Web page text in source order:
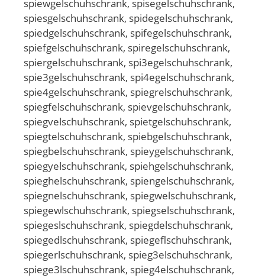
spiewgelschuhschrank, spisegelschuhschrank,
spiesgelschuhschrank, spidegelschuhschrank,
spiedgelschuhschrank, spifegelschuhschrank,
spiefgelschuhschrank, spiregelschuhschrank,
spiergelschuhschrank, spi3egelschuhschrank,
spie3gelschuhschrank, spi4egelschuhschrank,
spie4gelschuhschrank, spiegrelschuhschrank,
spiegfelschuhschrank, spievgelschuhschrank,
spiegvelschuhschrank, spietgelschuhschrank,
spiegtelschuhschrank, spiebgelschuhschrank,
spiegbelschuhschrank, spieygelschuhschrank,
spiegyelschuhschrank, spiehgelschuhschrank,
spieghelschuhschrank, spiengelschuhschrank,
spiegnelschuhschrank, spiegwelschuhschrank,
spiegewlschuhschrank, spiegselschuhschrank,
spiegeslschuhschrank, spiegdelschuhschrank,
spiegedlschuhschrank, spiegeflschuhschrank,
spiegerlschuhschrank, spieg3elschuhschrank,
spiege3lschuhschrank, spieg4elschuhschrank,